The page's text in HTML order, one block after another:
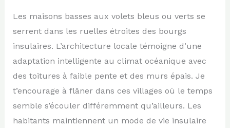
Les maisons basses aux volets bleus ou verts se
serrent dans les ruelles étroites des bourgs
insulaires. L’architecture locale témoigne d’une
adaptation intelligente au climat océanique avec
des toitures à faible pente et des murs épais. Je
t’encourage à flâner dans ces villages où le temps
semble s’écouler différemment qu’ailleurs. Les
habitants maintiennent un mode de vie insulaire